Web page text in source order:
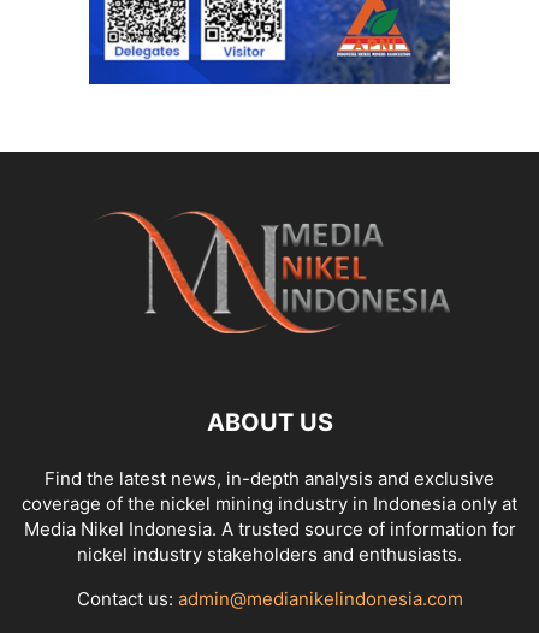
ABOUT US
Find the latest news, in-depth analysis and exclusive
coverage of the nickel mining industry in Indonesia only at
Media Nikel Indonesia. A trusted source of information for
nickel industry stakeholders and enthusiasts.
Contact us: admin@medianikelindonesia.com